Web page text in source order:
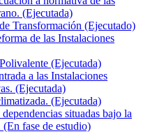
(Ejecutada)
Transformación (Ejecutado)
de las Instalaciones
(Ejecutada)
a las Instalaciones
(Ejecutada)
(Ejecutada)
situadas bajo la
fase de estudio)